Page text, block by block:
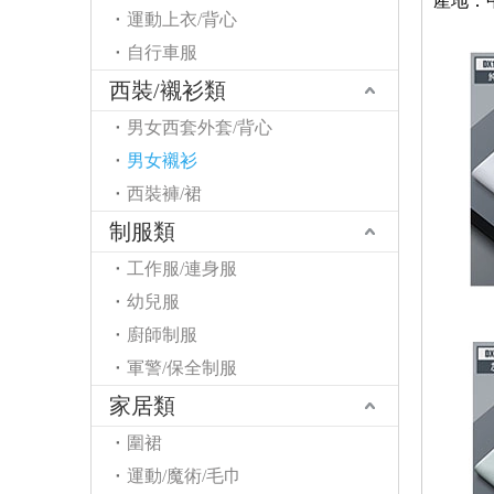
運動上衣/背心
自行車服
西裝/襯衫類
男女西套外套/背心
男女襯衫
西裝褲/裙
制服類
工作服/連身服
幼兒服
廚師制服
軍警/保全制服
家居類
圍裙
運動/魔術/毛巾